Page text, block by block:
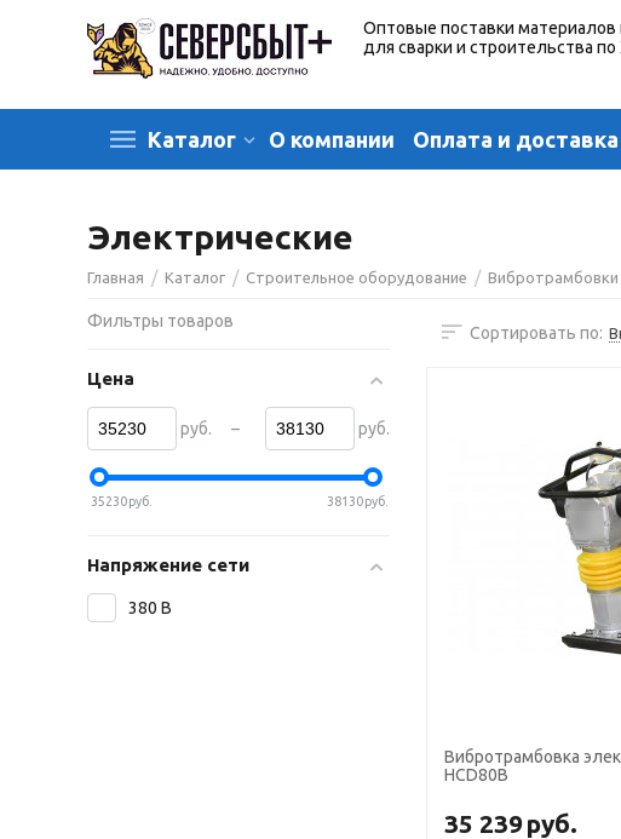
Оптовые поставки материалов
для сварки и строительства
Каталог О компании Оплата и доставка
Электрические
Главная / Каталог / Строительное оборудование / Вибротрамбовки
Сортировать по:
Вибротрамбовка
HCD80B
35 239руб.
Фильтры товаров
Цена
руб. – руб.
35230руб. 38130руб.
Напряжение сети
380 В